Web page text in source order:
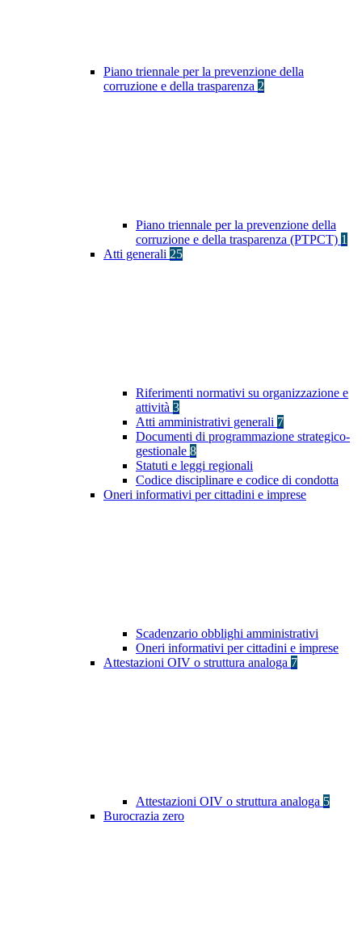
Piano triennale per la prevenzione della
corruzione e della trasparenza 2
Piano triennale per la prevenzione della
corruzione e della trasparenza (PTPCT) 1
Atti generali 25
Riferimenti normativi su organizzazione e
attività 3
Atti amministrativi generali 7
Documenti di programmazione strategico-
gestionale 8
Statuti e leggi regionali
Codice disciplinare e codice di condotta
Oneri informativi per cittadini e imprese
Scadenzario obblighi amministrativi
Oneri informativi per cittadini e imprese
Attestazioni OIV o struttura analoga 7
Attestazioni OIV o struttura analoga 5
Burocrazia zero